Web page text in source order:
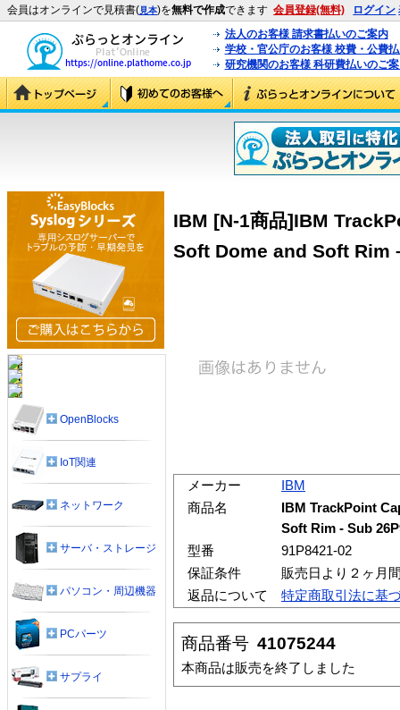
会員はオンラインで見積書(見本)を無料で作成できます 会員登録(無料) ログイン
法人のお客様 請求書払いのご案内
学校・官公庁のお客様 校費・公費
研究機関のお客様 科研費払いのご
IBM [N-1商品]IBM
Soft Dome and Soft Rim
メーカー
IBM
商品名
IBM TrackPoint
Soft Rim - Sub
型番
91P8421-02
保証条件
販売日より２ヶ月
返品について
特定商取引法に基
商品番号 41075244
本商品は販売を終了しました
OpenBlocks
IoT関連
ネットワーク
サーバ・ストレージ
パソコン・周辺機器
PCパーツ
サプライ